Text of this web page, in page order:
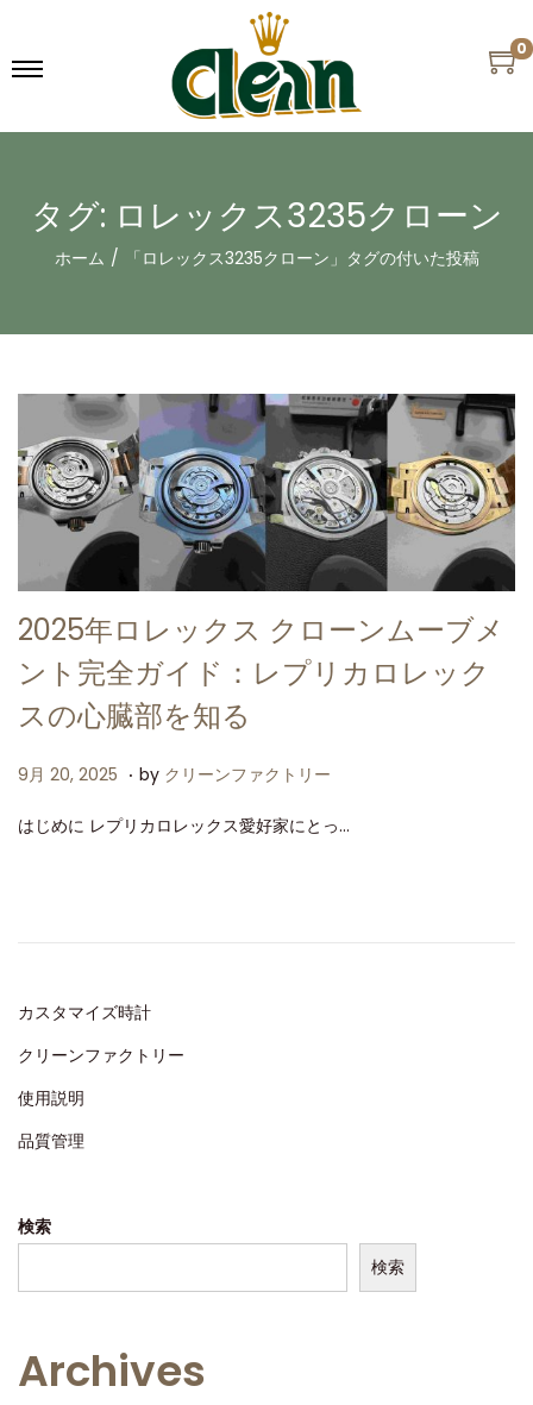
0
タグ: ロレックス3235クローン
ホーム / 「ロレックス3235クローン」タグの付いた投稿
2025年ロレックス クローンムーブメ
ント完全ガイド：レプリカロレック
スの心臓部を知る
P
s
n
9月 20, 2025 9
2
2
. by クリーンファクトリー
はじめに レプリカロレックス愛好家にとっ…
カスタマイズ時計
クリーンファクトリー
使用説明
品質管理
検索
検索
Archives